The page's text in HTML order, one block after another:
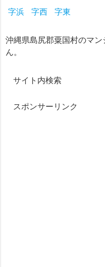
字浜 字西 字東
沖縄県島尻郡粟国村のマ
ん。
サイト内検索
スポンサーリンク